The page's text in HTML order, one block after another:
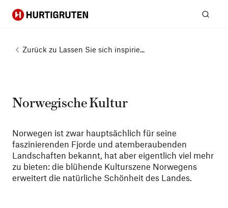
Hurtigruten
Zurück zu Lassen Sie sich inspirie...
Norwegische Kultur
Norwegen ist zwar hauptsächlich für seine
faszinierenden Fjorde und atemberaubenden
Landschaften bekannt, hat aber eigentlich viel mehr
zu bieten: die blühende Kulturszene Norwegens
erweitert die natürliche Schönheit des Landes.